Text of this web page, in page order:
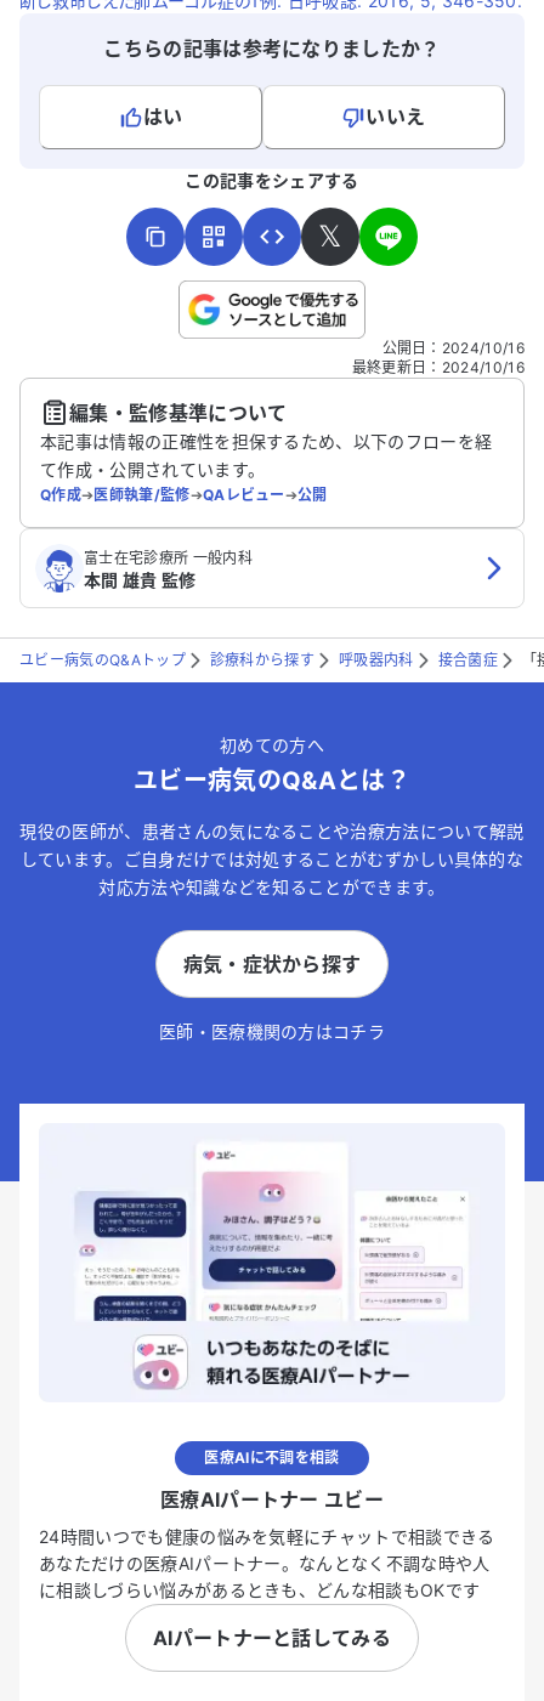
こちらの記事は参考になりましたか？
はい
いいえ
こちらは送信専用のフォームです。氏名やご自身の病気の詳細な
送信する
この記事をシェアする
𝕏
公開日 ： 2024/10/16
最終更新日 ： 2024/10/16
編集・監修基準について
本記事は情報の正確性を担保するため、以下のフローを経
て作成・公開されています。
Q作成➔医師執筆/監修➔QAレビュー➔公開
富士在宅診療所 一般内科
本間 雄貴 監修
ユビー病気のQ&Aトップ 診療科から探す 呼吸器内科 接合菌症
初めての方へ
ユビー病気のQ&Aとは？
現役の医師が、患者さんの気になることや治療方法について解説
しています。ご自身だけでは対処することがむずかしい具体的な
対応方法や知識などを知ることができます。
病気・症状から探す
医師・医療機関の方はコチラ
医療AIに不調を相談
医療AIパートナー ユビー
24時間いつでも健康の悩みを気軽にチャットで相談できる
あなただけの医療AIパートナー。なんとなく不調な時や人
に相談しづらい悩みがあるときも、どんな相談もOKです
AIパートナーと話してみる